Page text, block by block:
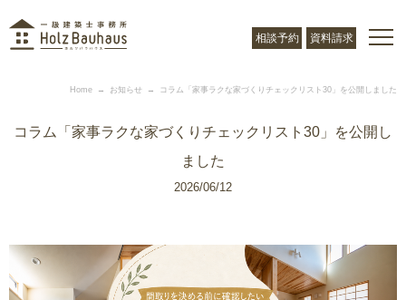
相談予約 資料請求
Home お知らせ コラム「家事ラクな家づくりチェックリスト30」を公開しました
コラム「家事ラクな家づくりチェックリスト30」を公開し
ました
2026/06/12